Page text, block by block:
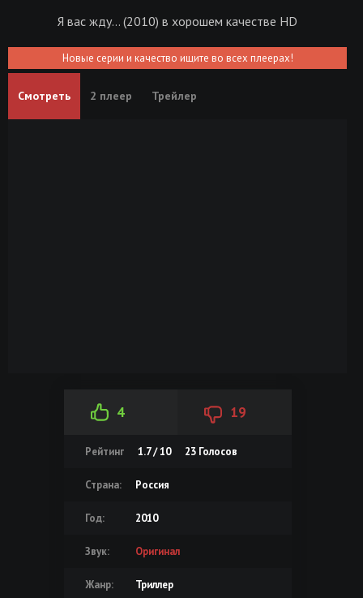
Я вас жду... (2010) в хорошем качестве HD
Новые серии и качество ищите во всех плеерах!
Смотреть 2 плеер Трейлер
4 19
Рейтинг 1.7 / 10 23Голосов
Страна: Россия
Год: 2010
Звук: Оригинал
Жанр: Триллер